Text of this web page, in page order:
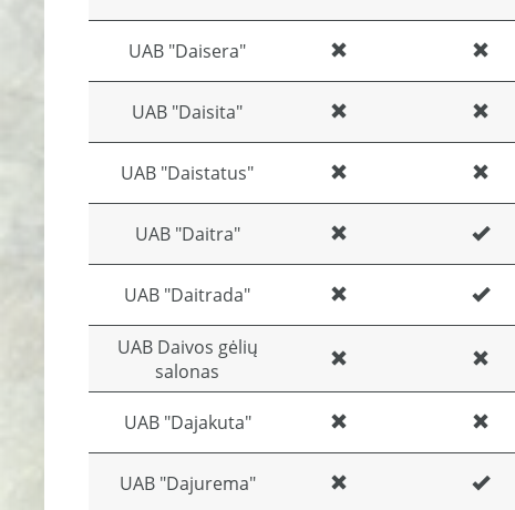
UAB "Daisera"
UAB "Daisita"
UAB "Daistatus"
UAB "Daitra"
UAB "Daitrada"
UAB Daivos gėlių
salonas
UAB "Dajakuta"
UAB "Dajurema"